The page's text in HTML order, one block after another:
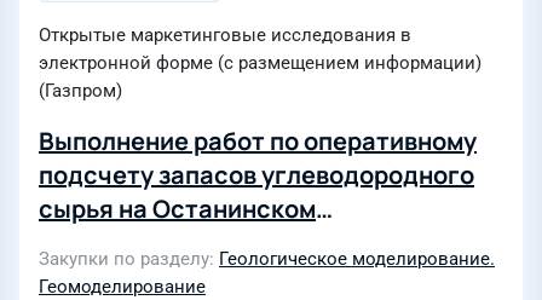
Открытые маркетинговые исследования в
электронной форме (с размещением информации)
(Газпром)
Выполнение работ по оперативному
подсчету запасов углеводородного
сырья на Останинском
месторождении Томской области для
нужд АО «Газпром добыча Томск"
Закупки по разделу Геологическое моделирование.
Геомоделирование